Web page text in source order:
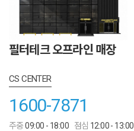
필터테크 오프라인 매장
CS CENTER
1600-7871
주중09:00 - 18:00 점심 12:00 - 13:00